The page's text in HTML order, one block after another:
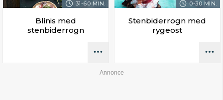
31-60 MIN.
Blinis med
stenbiderrogn
0-30 MIN.
Stenbiderrogn med
rygeost